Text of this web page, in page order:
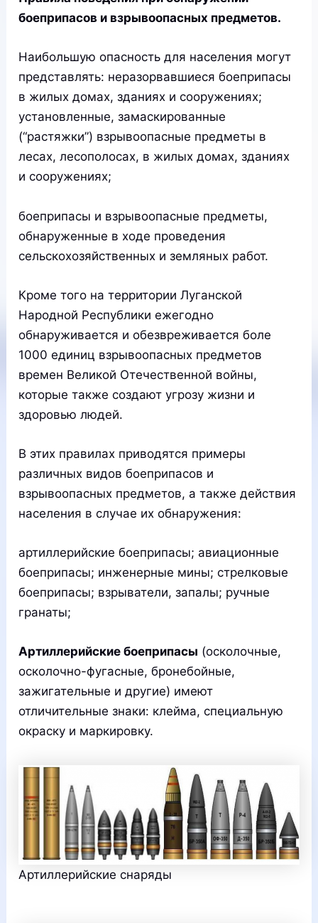
боеприпасов и взрывоопасных предметов.
Наибольшую опасность для населения могут
представлять: неразорвавшиеся боеприпасы
в жилых домах, зданиях и сооружениях;
установленные, замаскированные
(“растяжки”) взрывоопасные предметы в
лесах, лесополосах, в жилых домах, зданиях
и сооружениях;
боеприпасы и взрывоопасные предметы,
обнаруженные в ходе проведения
сельскохозяйственных и земляных работ.
Кроме того на территории Луганской
Народной Республики ежегодно
обнаруживается и обезвреживается боле
1000 единиц взрывоопасных предметов
времен Великой Отечественной войны,
которые также создают угрозу жизни и
здоровью людей.
В этих правилах приводятся примеры
различных видов боеприпасов и
взрывоопасных предметов, а также действия
населения в случае их обнаружения:
артиллерийские боеприпасы; авиационные
боеприпасы; инженерные мины; стрелковые
боеприпасы; взрыватели, запалы; ручные
гранаты;
Артиллерийские боеприпасы (осколочные,
осколочно-фугасные, бронебойные,
зажигательные и другие) имеют
отличительные знаки: клейма, специальную
окраску и маркировку.
Артиллерийские снаряды